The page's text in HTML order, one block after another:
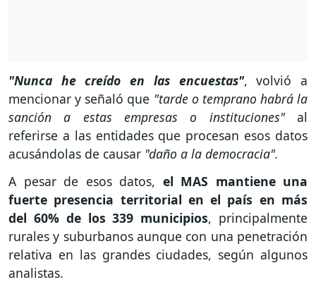
"Nunca he creído en las encuestas", volvió a
mencionar y señaló que "tarde o temprano habrá la
sanción a estas empresas o instituciones"al
referirse a las entidades que procesan esos datos
acusándolas de causar "daño a la democracia".
A pesar de esos datos, el MAS mantiene una
fuerte presencia territorial en el país en más
del 60% de los 339 municipios, principalmente
rurales y suburbanos aunque con una penetración
relativa en las grandes ciudades, según algunos
analistas.